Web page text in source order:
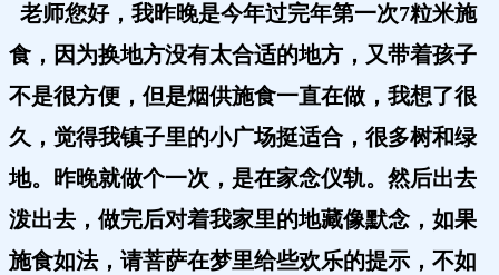
老师您好，我昨晚是今年过完年第一次7粒米施
食，因为换地方没有太合适的地方，又带着孩子
不是很方便，但是烟供施食一直在做，我想了很
久，觉得我镇子里的小广场挺适合，很多树和绿
地。昨晚就做个一次，是在家念仪轨。然后出去
泼出去，做完后对着我家里的地藏像默念，如果
施食如法，请菩萨在梦里给些欢乐的提示，不如